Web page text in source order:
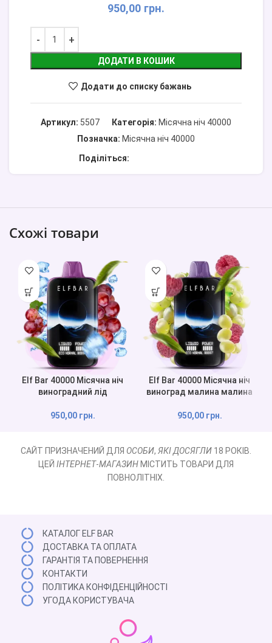
950,00 грн.
ДОДАТИ В КОШИК
Додати до списку бажань
Артикул: 5507 Категорія: Місячна ніч 40000
Позначка: Місячна ніч 40000
Поділіться:
Схожі товари
Elf Bar 40000 Місячна ніч
виноградний лід
950,00 грн.
Elf Bar 40000 Місячна ніч
виноград малина малина
950,00 грн.
САЙТ ПРИЗНАЧЕНИЙ ДЛЯ ОСОБИ, ЯКІ ДОСЯГЛИ 18 РОКІВ.
ЦЕЙ ІНТЕРНЕТ-МАГАЗИНМІСТИТЬ ТОВАРИ ДЛЯ
ПОВНОЛІТНІХ.
КАТАЛОГ ELF BAR
ДОСТАВКА ТА ОПЛАТА
ГАРАНТІЯ ТА ПОВЕРНЕННЯ
КОНТАКТИ
ПОЛІТИКА КОНФІДЕНЦІЙНОСТІ
УГОДА КОРИСТУВАЧА